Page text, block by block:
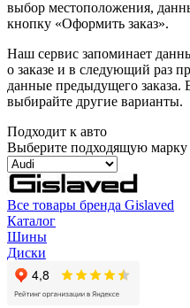
выбор местоположения,
кнопку «Оформить заказ».
Наш сервис запоминает
о заказе и в следующий раз
данные предыдущего заказа.
выбирайте другие варианты.
Подходит к авто
Выберите подходящую марку
Все товары бренда Gislaved
Каталог
Шины
Диски